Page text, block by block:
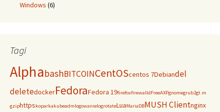
Windows (6)
Tagi
AlphabashBITCOINCentOScentos 7Debiandel
deletedockerFedoraFedora 19firefoxfirewalldFreeAXPgnomegrub2gt.m
gziphttpskoparkakubeadmlogowanielogrotateLuaMariaDBMUSH Clientnginx